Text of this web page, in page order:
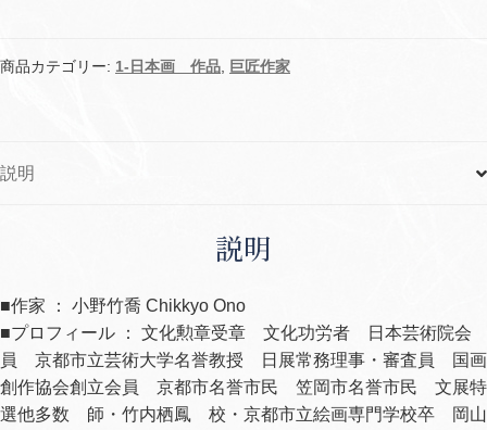
個
商品カテゴリー: 1-日本画 作品, 巨匠作家
説明
説明
■作家 ： 小野竹喬 Chikkyo Ono
■プロフィール ： 文化勲章受章 文化功労者 日本芸術院会
員 京都市立芸術大学名誉教授 日展常務理事・審査員 国画
創作協会創立会員 京都市名誉市民 笠岡市名誉市民 文展特
選他多数 師・竹内栖鳳 校・京都市立絵画専門学校卒 岡山